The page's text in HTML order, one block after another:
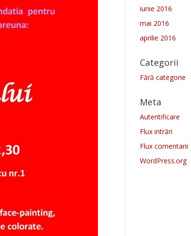
iunie 2016
mai 2016
aprilie 2016
Categorii
Fără categorie
Meta
Autentificare
Flux intrări
Flux comentarii
WordPress.org